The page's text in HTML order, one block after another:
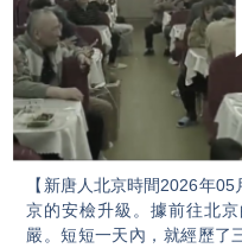
【新唐人北京時間2026年
京的安檢升級。據前往北
嚴。短短一天內，就經歷了